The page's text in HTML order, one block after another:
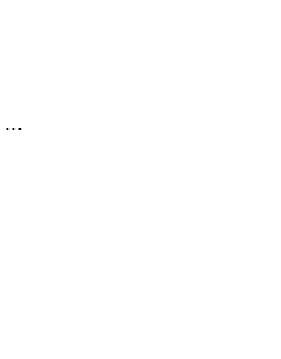
، در قالب مجموعه ای دانش محور، به همت فارغ­ التحصیلان مهندسی معدن دانشگاه ­های تهران ...